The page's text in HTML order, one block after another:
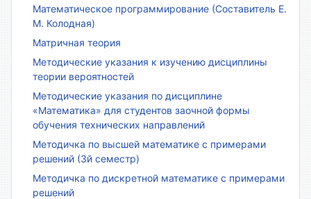
Математическое программирование (Составитель Е.
М. Колодная)
Матричная теория
Методические указания к изучению дисциплины
теории вероятностей
Методические указания по дисциплине
«Математика» для студентов заочной формы
обучения технических направлений
Методичка по высшей математике с примерами
решений (3й семестр)
Методичка по дискретной математике с примерами
решений